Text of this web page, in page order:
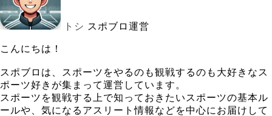
トシ スポブロ運営
こんにちは！
スポブロは、スポーツをやるのも観戦するのも大好きなス
ポーツ好きが集まって運営しています。
スポーツを観戦する上で知っておきたいスポーツの基本ル
ールや、気になるアスリート情報などを中心にお届けして